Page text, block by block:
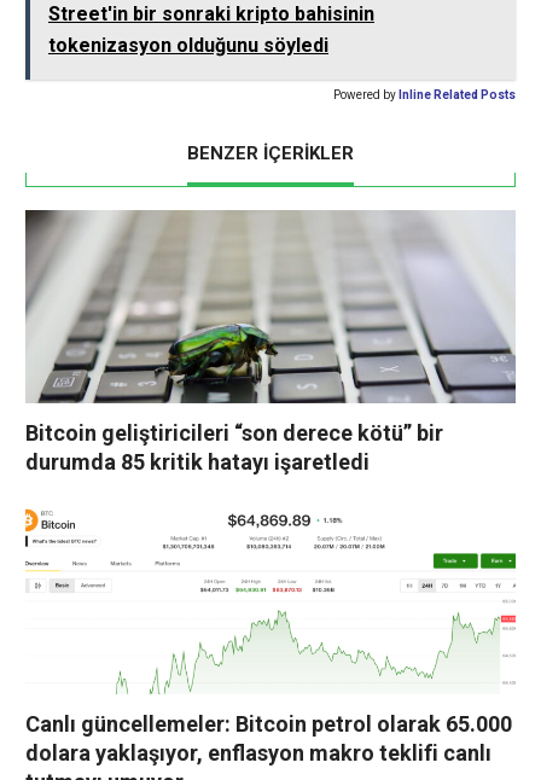
Street'in bir sonraki kripto bahisinin
tokenizasyon olduğunu söyledi
Powered by Inline Related Posts
BENZER İÇERİKLER
Bitcoin geliştiricileri “son derece kötü” bir
durumda 85 kritik hatayı işaretledi
Canlı güncellemeler: Bitcoin petrol olarak 65.000
dolara yaklaşıyor, enflasyon makro teklifi canlı